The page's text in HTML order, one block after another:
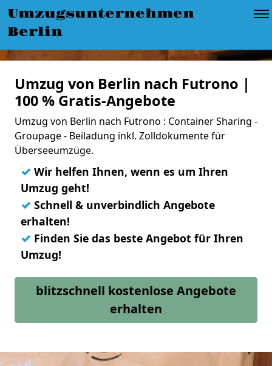
Umzugsunternehmen
Berlin
Umzug von Berlin nach Futrono |
100 % Gratis-Angebote
Umzug von Berlin nach Futrono : Container Sharing -
Groupage - Beiladung inkl. Zolldokumente für
Überseeumzüge.
✓ Wir helfen Ihnen, wenn es um Ihren
Umzug geht!
✓ Schnell & unverbindlich Angebote
erhalten!
✓ Finden Sie das beste Angebot für Ihren
Umzug!
blitzschnell kostenlose Angebote
erhalten